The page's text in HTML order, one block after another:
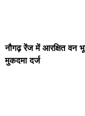
नौगढ़ रेंज में आरक्षित वन
मुकदमा दर्ज